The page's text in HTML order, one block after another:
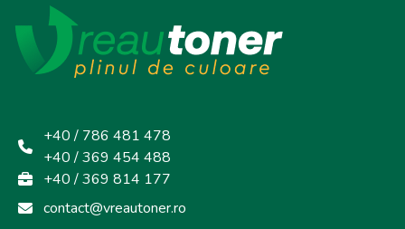
+40 / 786 481 478
+40 / 369 454 488
+40 / 369 814 177
contact@vreautoner.ro